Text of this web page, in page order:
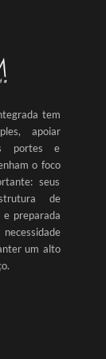
tem
apoiar
portes e
o foco
seus
de
e preparada
um alto